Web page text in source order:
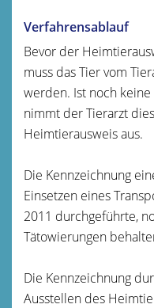
Verfahrensablauf
Bevor der
muss das Tier vom
werden. Ist noch
nimmt der Tierarzt
Heimtierausweis aus.
Die Kennzeichnung
Einsetzen eines
2011 durchgeführte,
Tätowierungen
Die Kennzeichnung
Ausstellen des